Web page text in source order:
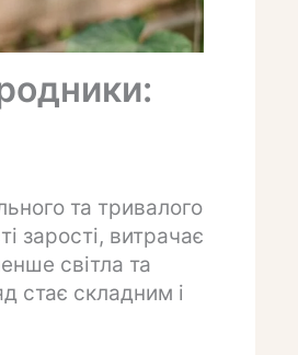
та тривалого
зарості, витрачає
світла та
стає складним і